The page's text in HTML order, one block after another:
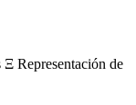
Representación de